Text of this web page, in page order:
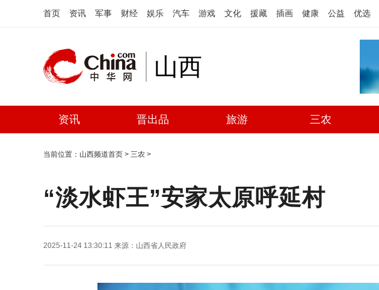
首页 资讯 军事 财经 娱乐 汽车 游戏 文化 援藏 插画 健康 公益 优选
山西
资讯 晋出品 旅游 三农
当前位置： 山西频道首页 > 三农 >
“淡水虾王”安家太原呼延村
2025-11-24 13:30:11 来源： 山西省人民政府